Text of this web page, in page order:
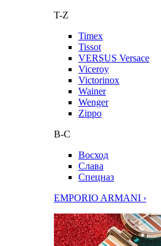
T-Z
Timex
Tissot
VERSUS Versace
Viceroy
Victorinox
Wainer
Wenger
Zippo
В-С
Восход
Слава
Спецназ
EMPORIO ARMANI ›